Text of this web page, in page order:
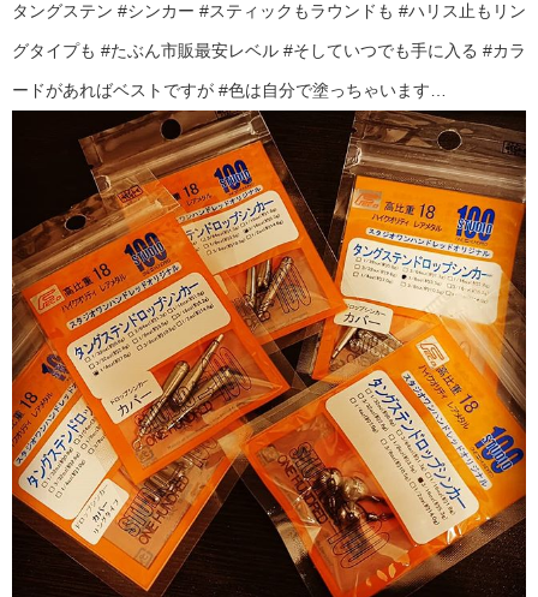
タングステン #シンカー #スティックもラウンドも #ハリス止もリン
グタイプも #たぶん市販最安レベル #そしていつでも手に入る #カラ
ードがあればベストですが #色は自分で塗っちゃいます…